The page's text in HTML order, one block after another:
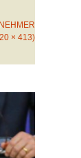
× 413)